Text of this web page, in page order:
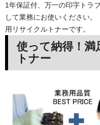
1年保証付、万一の印字トラ
して業務にお使いください
用リサイクルトナーです。
使って納得！
トナー